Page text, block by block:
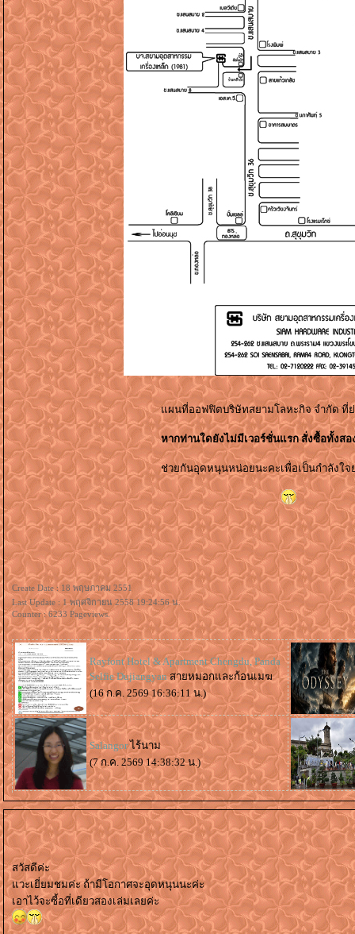
ผนที่ออฟฟิตบริษัทสยามโลหะกิจ จำกัด ที่ย่
หากท่านใดยังไม่มีเวอร์ชั่นแรก สั่งซื้อทั้งสอ
ช่วยกันอุดหนุนหน่อยนะคะเพื่อเป็นกำลังใจ
Create Date : 18 พฤษภาคม 2551
Last Update : 1 พฤศจิกายน 2558 19:24:56 น.
Counter : 6233 Pageviews.
Rayfont Hotel & Apartment Chengdu, Panda
Selfie Dujiangyan สายหมอกและก้อนเมฆ
(16 ก.ค. 2569 16:36:11 น.)
Salangor ไร้นาม
(7 ก.ค. 2569 14:38:32 น.)
สวัสดีค่ะ
วะเยี่ยมชมค่ะ ถ้ามีโอกาศจะอุดหนุนนะค่ะ
เอาไว้จะซี้อที่เดียวสองเล่มเลยค่ะ